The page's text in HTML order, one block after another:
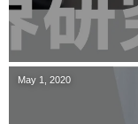
May 1 2020